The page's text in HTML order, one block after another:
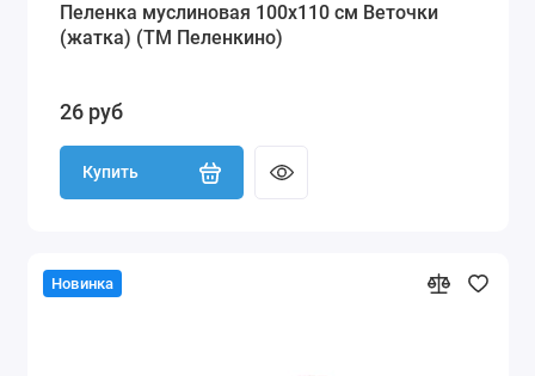
Пеленка муслиновая 100х110 см Веточки
(жатка) (ТМ Пеленкино)
26 руб
Купить
Новинка